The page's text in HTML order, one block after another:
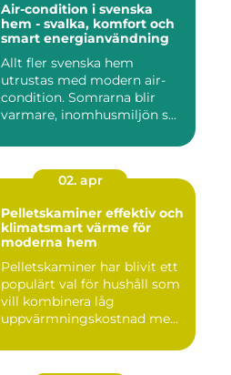
Air-condition i svenska
hem - svalka, komfort och
smart energianvändning
Allt fler svenska hem
utrustas med modern air-
condition. Somrarna blir
varmare, inomhusmiljön s...
02. apr
Pelletskaminer effektiv och
klimatsmart värme för
moderna hem
Pelletskaminer har blivit ett
populärt val för hushåll som
vill kombinera låg
uppvärmningskostnad me...